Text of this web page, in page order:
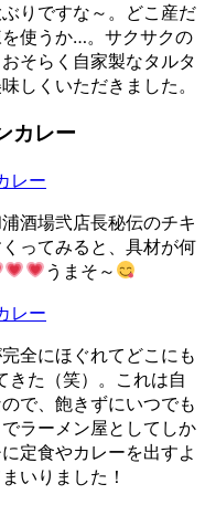
りですな～。どこ産だ
使うか…。サクサクの
そらく自家製なタルタ
しくいただきました。
カレー
酒場弐店長秘伝のチキ
ってみると、具材が何
うまそ～
全にほぐれてどこにも
きた（笑）。これは自
で、飽きずにいつでも
ラーメン屋としてしか
定食やカレーを出すよ
いりました！